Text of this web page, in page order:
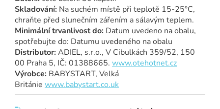
Skladování: Na suchém místě při teplotě 15-25°C,
chraňte před slunečním zářením a sálavým teplem.
Minimální trvanlivost do: Datum uvedeno na obalu,
spotřebujte do: Datumu uvedeného na obalu
Distributor:ADIEL, s.r.o., V Cibulkách 359/52, 150
00 Praha 5, IČ: 01388665. www.otehotnet.cz
Výrobce: BABYSTART, Velká
Británie www.babystart.co.uk